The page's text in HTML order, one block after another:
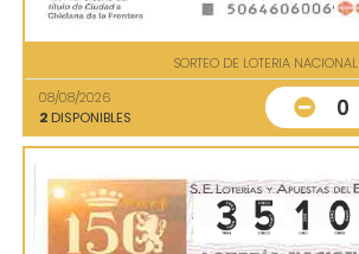
SORTEO DE LOTERIA NACIONAL
08/08/2026
2 DISPONIBLES 0